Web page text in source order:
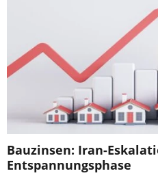
Bauzinsen: Iran-
Entspannungsphase